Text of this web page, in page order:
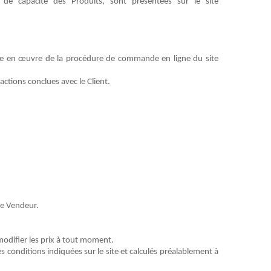
en œuvre de la procédure de commande en ligne du site
conclues avec le Client.
Vendeur.
les prix à tout moment.
indiquées sur le site et calculés préalablement à